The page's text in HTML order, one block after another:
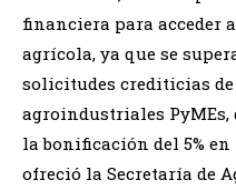
financiera para acceder
agrícola, ya que se
solicitudes crediticias de
agroindustriales PyMEs,
la bonificación del 5%
ofreció la Secretaría de